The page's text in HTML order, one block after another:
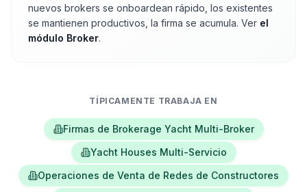
nuevos brokers se onboardean rápido, los existentes
se mantienen productivos, la firma se acumula. Ver el
módulo Broker.
TÍPICAMENTE TRABAJA EN
Firmas de Brokerage Yacht Multi-Broker
Yacht Houses Multi-Servicio
Operaciones de Venta de Redes de Constructores